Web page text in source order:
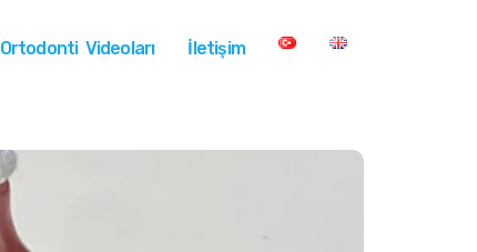
Ortodonti Videoları İletişim